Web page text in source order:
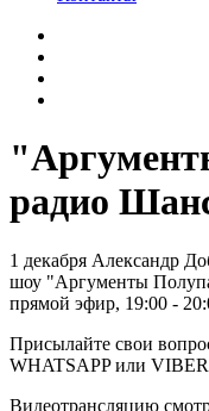
радио
1 декабря Александр
шоу "Аргументы
прямой эфир, 19:00 -
Присылайте свои
WHATSAPP или
Видеотрансляцию